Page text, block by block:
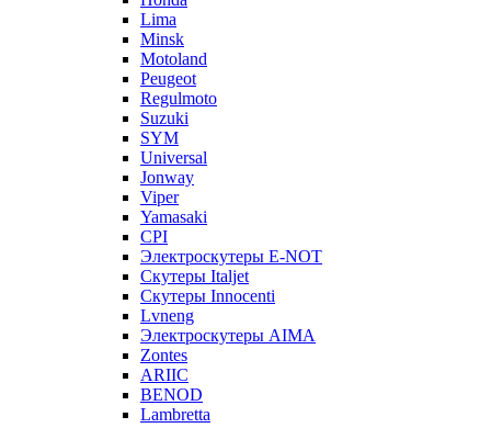
Lima
Minsk
Motoland
Peugeot
Regulmoto
Suzuki
SYM
Universal
Jonway
Viper
Yamasaki
CPI
Электроскутеры E-NOT
Скутеры Italjet
Скутеры Innocenti
Lvneng
Электроскутеры AIMA
Zontes
ARIIC
BENOD
Lambretta